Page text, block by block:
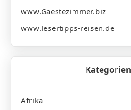
www.Gaestezimmer.biz
www.lesertipps-reisen.de
Kategorien
Afrika